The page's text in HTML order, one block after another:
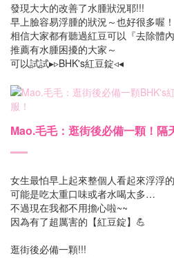
發現大大的改善了水腫狀況耶!!!
早上臉容易浮腫的狀況～也好很多喔！
相信大家都有聽過紅豆可以『去除體內
推薦有水腫困擾的大家～
可以試試▸▹BHK's紅豆錠◃◂
Mao.毛毛：逛街後必備一顆！隔
女生最怕早上起來整個人看起來浮浮
可能是吃太重口味或者水喝太多…
不過現在我都不用擔心啦~~
因為有了超厲害的【紅豆錠】💪
逛街後必備一顆!!!